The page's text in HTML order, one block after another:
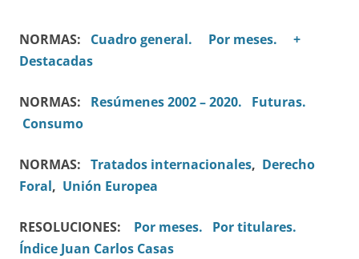
NORMAS: Cuadro general. Por meses.
+
Destacadas
NORMAS: Resúmenes 2002 – 2020.
Futuras.
Consumo
NORMAS: Tratados internacionales, Derecho
Foral, Unión Europea
RESOLUCIONES: Por meses.
Por titulares.
Índice Juan Carlos Casas